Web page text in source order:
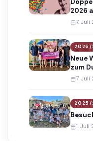
2026
7. Juli
2025/
Neue
zum
Award
7. Juli
2025/
1. Juli